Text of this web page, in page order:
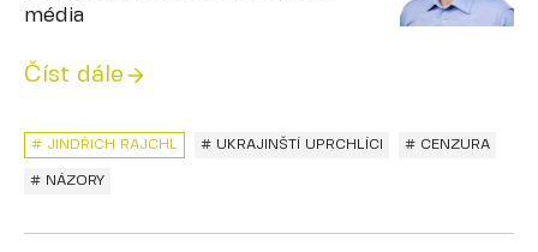
média
Číst dále
# UKRAJINŠTÍ UPRCHLÍCI # CENZURA
# NÁZORY
# JINDŘICH RAJCHL